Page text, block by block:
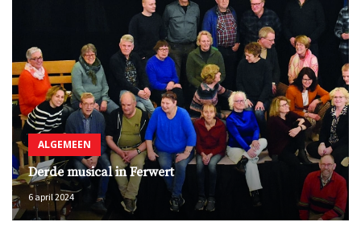
ALGEMEEN
Derde musical in Ferwert
6 april 2024